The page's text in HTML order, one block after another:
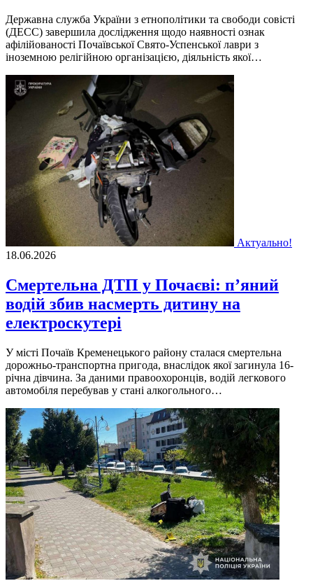
Державна служба України з етнополітики та свободи совісті
(ДЕСС) завершила дослідження щодо наявності ознак
афілійованості Почаївської Свято-Успенської лаври з
іноземною релігійною організацією, діяльність якої…
Актуально!
18.06.2026
Смертельна ДТП у Почаєві: п’яний
водій збив насмерть дитину на
електроскутері
У місті Почаїв Кременецького району сталася смертельна
дорожньо-транспортна пригода, внаслідок якої загинула 16-
річна дівчина. За даними правоохоронців, водій легкового
автомобіля перебував у стані алкогольного…